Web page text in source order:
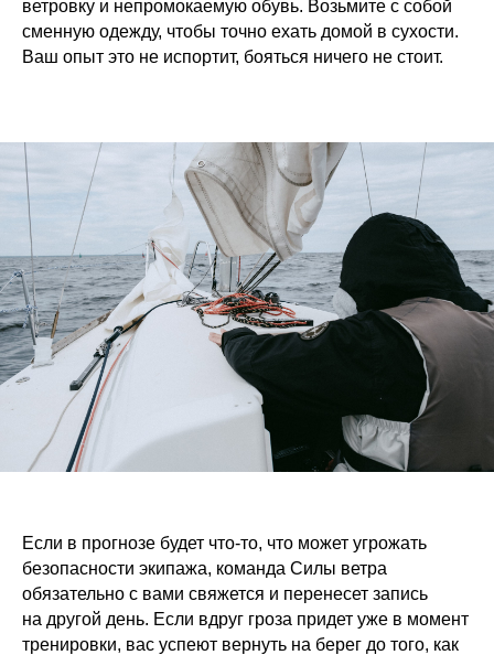
ветровку и непромокаемую обувь. Возьмите с собой
сменную одежду, чтобы точно ехать домой в сухости.
Ваш опыт это не испортит, бояться ничего не стоит.
Если в прогнозе будет что-то, что может угрожать
безопасности экипажа, команда Силы ветра
обязательно с вами свяжется и перенесет запись
на другой день. Если вдруг гроза придет уже в момент
тренировки, вас успеют вернуть на берег до того, как